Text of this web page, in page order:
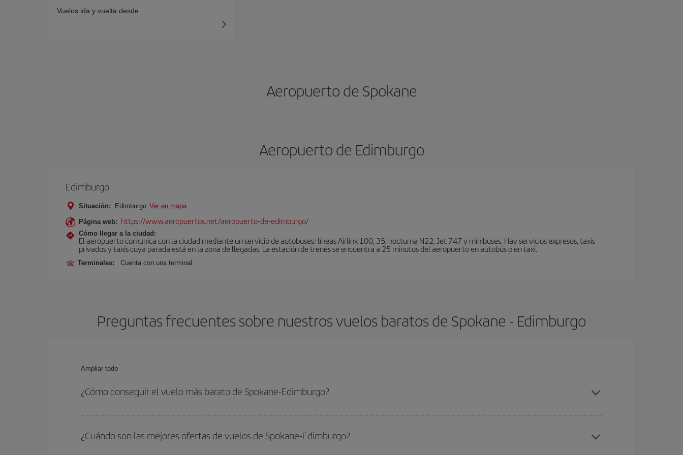
Vuelos ida y vuelta desde
Aeropuerto de Spokane
Aeropuerto de Edimburgo
Edimburgo
Situación: Edimburgo Ver en mapa
Página web: https://www.aeropuertos.net/aeropuerto-de-edimburgo/
Cómo llegar a la ciudad:
El aeropuerto comunica con la ciudad mediante un servicio de autobuses: líneas Airlink 100, 35, nocturna N22, Jet 747 y minibuses. Hay servicios expresos, taxis
privados y taxis cuya parada está en la zona de llegadas. La estación de trenes se encuentra a 25 minutos del aeropuerto en autobús o en taxi.
Terminales: Cuenta con una terminal.
Preguntas frecuentes sobre nuestros vuelos baratos de Spokane - Edimburgo
Ampliar todo
¿Cómo conseguir el vuelo más barato de Spokane-Edimburgo?
las fechas y horarios de ida y vuelta.
¿Cuándo son las mejores ofertas de vuelos de Spokane-Edimburgo?